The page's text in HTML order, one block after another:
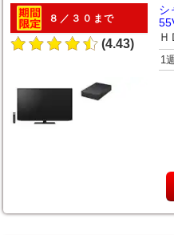
８／３０まで
(4.43)
1